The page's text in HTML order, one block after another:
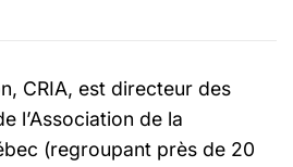
CRIA, est directeur des
l’Association de la
(regroupant près de 20